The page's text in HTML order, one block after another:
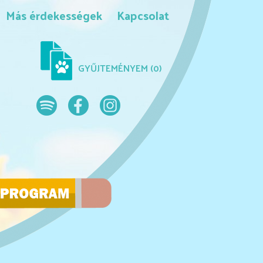
Más érdekességek Kapcsolat
GYŰJTEMÉNYEM (0)